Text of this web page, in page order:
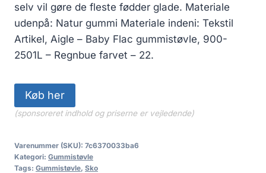
selv vil gøre de fleste fødder glade. Materiale
udenpå: Natur gummi Materiale indeni: Tekstil
Artikel, Aigle – Baby Flac gummistøvle, 900-
2501L – Regnbue farvet – 22.
Køb her
(sponsoreret indhold og priserne er vejledende)
Varenummer (SKU): 7c6370033ba6
Kategori: Gummistøvle
Tags: Gummistøvle, Sko